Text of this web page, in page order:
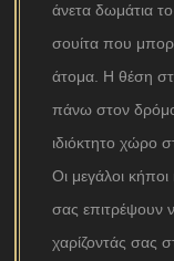
άνετα δωμάτια
σουίτα που
άτομα. Η θέση
πάνω στον
ιδιόκτητο χώρο
Οι μεγάλοι
σας επιτρέψουν
χαρίζοντάς σας